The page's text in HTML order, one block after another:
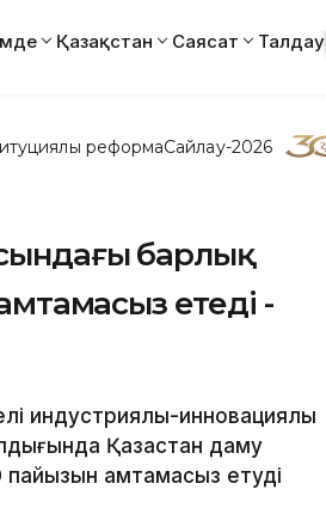
Қазақстан Саясат Талдау
реформаСайлау-2026
барлық
етеді -
индустриялық-инновациялық
Қазақстан даму
пайызын қамтамасыз етуді